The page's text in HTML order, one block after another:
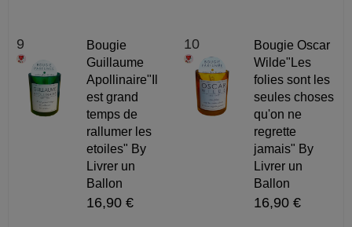
9
Bougie
Guillaume
Apollinaire"Il
est grand
temps de
rallumer les
etoiles" By
Livrer un
Ballon
16,90 €
10
Bougie Oscar
Wilde"Les
folies sont les
seules choses
qu'on ne
regrette
jamais" By
Livrer un
Ballon
16,90 €